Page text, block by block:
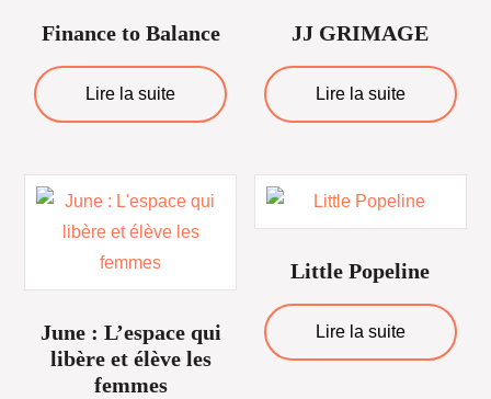
Finance to Balance
Lire la suite
JJ GRIMAGE
Lire la suite
June : L’espace qui
libère et élève les
femmes
Little Popeline
Lire la suite